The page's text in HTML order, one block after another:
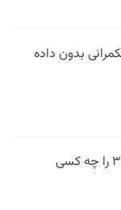
بدون داده
فیلتر در وقت اضافه؛ فوتبال ۳۶۰ را چه کسی